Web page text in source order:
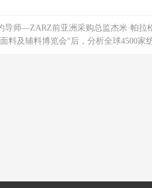
导师—ZARZ前亚洲采购总监杰米·帕拉
料及辅料博览会“后，分析全球4500家